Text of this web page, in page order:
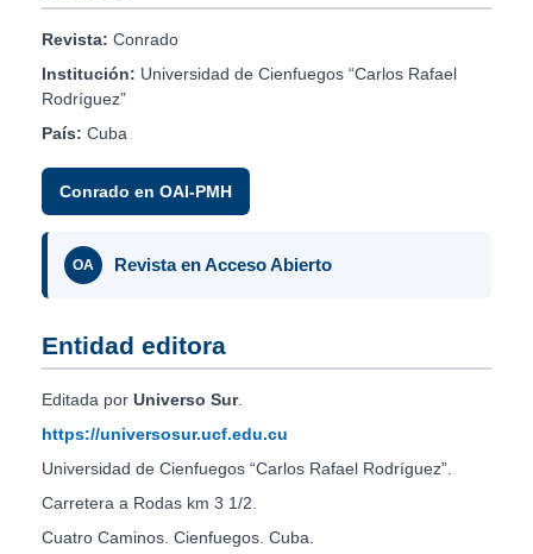
Revista: Conrado
Institución: Universidad de Cienfuegos “Carlos Rafael
Rodríguez”
País: Cuba
Conrado en OAI-PMH
OA Revista en Acceso Abierto
Entidad editora
Editada por Universo Sur.
https://universosur.ucf.edu.cu
Universidad de Cienfuegos “Carlos Rafael Rodríguez”.
Carretera a Rodas km 3 1/2.
Cuatro Caminos. Cienfuegos. Cuba.